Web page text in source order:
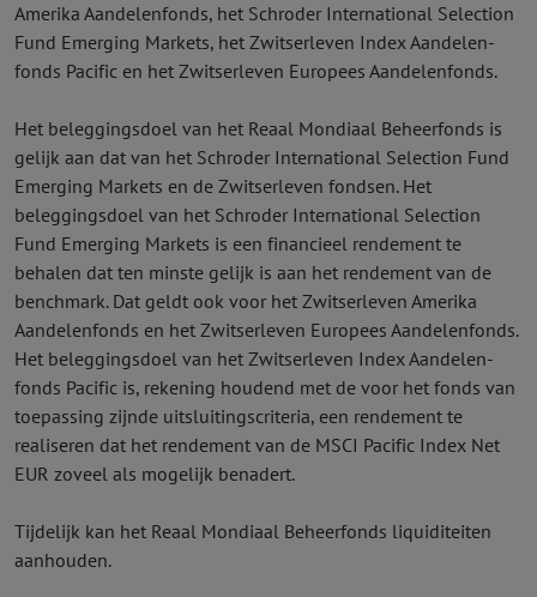
Amerika Aandelen­fonds, het Schroder International Selection
Fund Emerging Markets, het Zwitserleven Index Aandelen­
fonds Pacific en het Zwitserleven Europees Aandelen­fonds.
Het beleggingsdoel van het Reaal Mondiaal Beheer­fonds is
gelijk aan dat van het Schroder International Selection Fund
Emerging Markets en de Zwitserleven fondsen. Het
beleggingsdoel van het Schroder International Selection
Fund Emerging Markets is een financieel rendement te
behalen dat ten minste gelijk is aan het rendement van de
benchmark. Dat geldt ook voor het Zwitserleven Amerika
Aandelen­fonds en het Zwitserleven Europees Aandelen­fonds.
Het beleggingsdoel van het Zwitserleven Index Aandelen­
fonds Pacific is, rekening houdend met de voor het fonds van
toepassing zijnde uitsluitingscriteria, een rendement te
realiseren dat het rendement van de MSCI Pacific Index Net
EUR zoveel als mogelijk benadert.
Tijdelijk kan het Reaal Mondiaal Beheer­fonds liquiditeiten
aanhouden.